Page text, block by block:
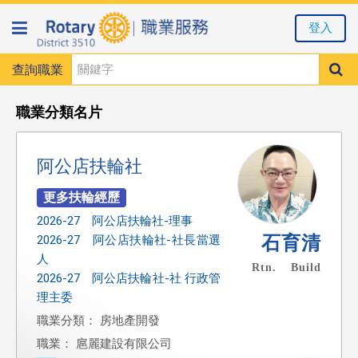
查詢職業
登入
職業分類名片
阿公店扶輪社
2026-27 阿公店扶輪社-理事
2026-27 阿公店扶輪社-社長當選
人
2026-27 阿公店扶輪社-社 行政管
理主委
職業分類： 房地產開發
職業： 扈麗建設有限公司
石育清
Rtn. Build